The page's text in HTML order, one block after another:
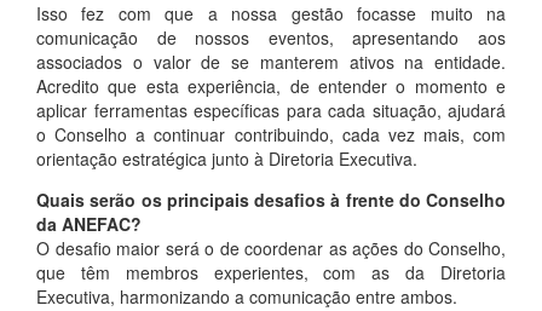
Isso fez com que a nossa gestão focasse muito na
comunicação de nossos eventos, apresentando aos
associados o valor de se manterem ativos na entidade.
Acredito que esta experiência, de entender o momento e
aplicar ferramentas específicas para cada situação, ajudará
o Conselho a continuar contribuindo, cada vez mais, com
orientação estratégica junto à Diretoria Executiva.
Quais serão os principais desafios à frente do Conselho
da ANEFAC?
O desafio maior será o de coordenar as ações do Conselho,
que têm membros experientes, com as da Diretoria
Executiva, harmonizando a comunicação entre ambos.